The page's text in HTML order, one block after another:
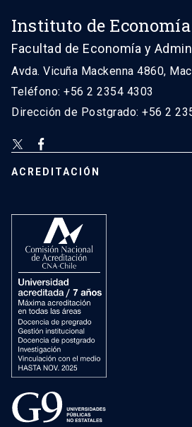
Instituto de Economía
Facultad de Economía y
Avda. Vicuña Mackenna 4860,
Teléfono: +56 2 2354 4303
Dirección de Postgrado: +56 2
ACREDITACIÓN